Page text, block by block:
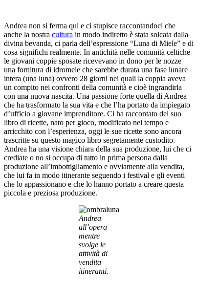
Andrea non si ferma qui e ci stupisce raccontandoci che
anche la nostra cultura in modo indiretto è stata solcata dalla
divina bevanda, ci parla dell’espressione “Luna di Miele” e di
cosa significhi realmente. In antichità nelle comunità celtiche
le giovani coppie sposate ricevevano in dono per le nozze
una fornitura di idromele che sarebbe durata una fase lunare
intera (una luna) ovvero 28 giorni nei quali la coppia aveva
un compito nei confronti della comunità e cioè ingrandirla
con una nuova nascita. Una passione forte quella di Andrea
che ha trasformato la sua vita e che l’ha portato da impiegato
d’ufficio a giovane imprenditore. Ci ha raccontato del suo
libro di ricette, nato per gioco, modificato nel tempo e
arricchito con l’esperienza, oggi le sue ricette sono ancora
trascritte su questo magico libro segretamente custodito.
Andrea ha una visione chiara della sua produzione, lui che ci
crediate o no si occupa di tutto in prima persona dalla
produzione all’imbottigliamento e ovviamente alla vendita,
che lui fa in modo itinerante seguendo i festival e gli eventi
che lo appassionano e che lo hanno portato a creare questa
piccola e preziosa produzione.
Andrea
all’opera
mentre
svolge le
attività di
vendita
itineranti.